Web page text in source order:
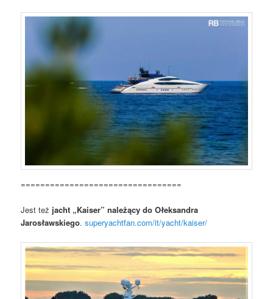
=================================
Jest też jacht „Kaiser” należący do Ołeksandra
Jarosławskiego.superyachtfan.com/it/yacht/kaiser/